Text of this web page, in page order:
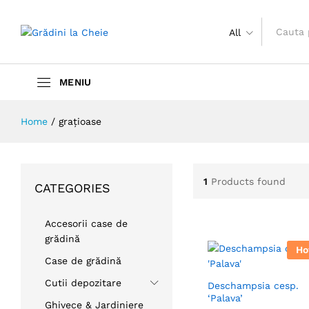
All
Home / grațioase
1 Products found
Deschampsia cesp.
‘Palava’
CATEGORIES
Accesorii case de
grădină
Case de grădină
Cutii depozitare
Ghivece & Jardiniere